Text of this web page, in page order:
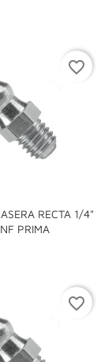
RECTA 1/4"
PRIMA
favorite_border
favorite_border